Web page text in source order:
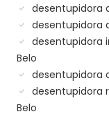
desentupidora
desentupidora
desentupidora
Belo
desentupidora
desentupidora
Belo